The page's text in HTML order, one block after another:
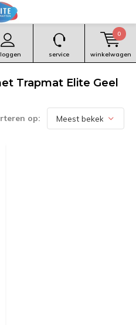
service winkelwagen
0
Trapmat Elite Geel
op: